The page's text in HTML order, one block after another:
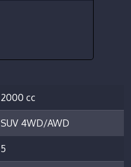
2000 cc
SUV 4WD/AWD
5